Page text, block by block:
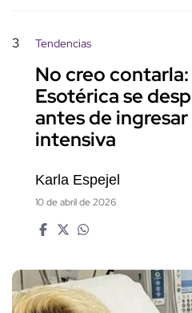
3 Tendencias
No creo
Esotérica se
antes de
intensiva
Karla Espejel
10 de abril de 2026